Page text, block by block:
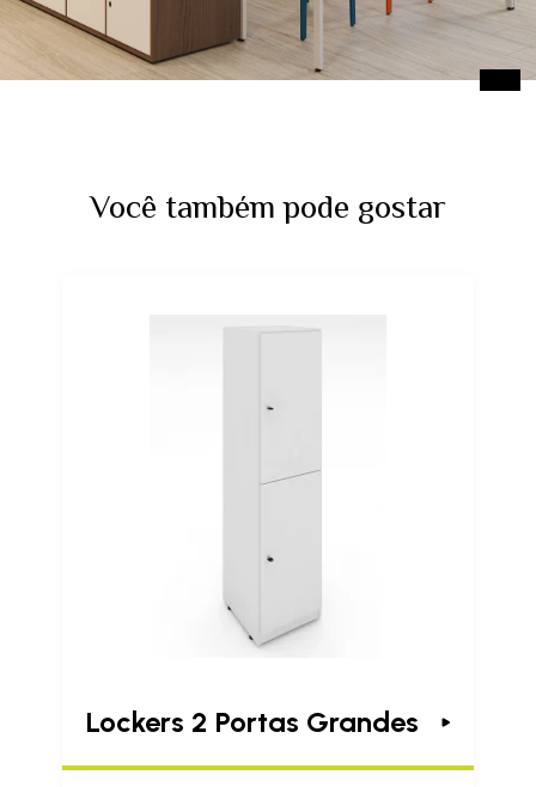
Você também pode gostar
Lockers 2 Portas Grandes